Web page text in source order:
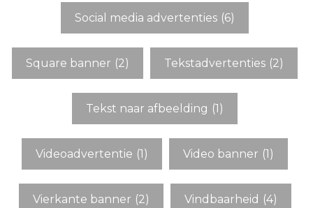
Social media advertenties (6)
Square banner (2) Tekstadvertenties (2)
Tekst naar afbeelding (1)
Videoadvertentie (1) Video banner (1)
Vierkante banner (2) Vindbaarheid (4)